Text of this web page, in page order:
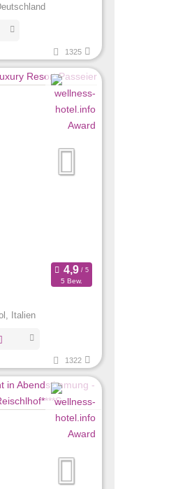
1325
5 Bew.
Italien
1322